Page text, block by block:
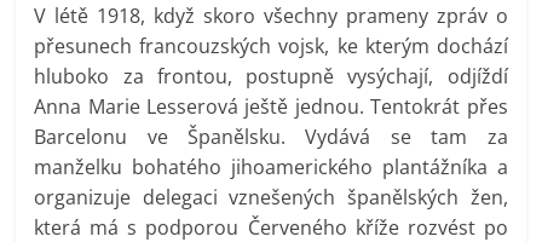
V létě 1918, když skoro všechny prameny zpráv o
přesunech francouzských vojsk, ke kterým dochází
hluboko za frontou, postupně vysýchají, odjíždí
Anna Marie Lesserová ještě jednou. Tentokrát přes
Barcelonu ve Španělsku. Vydává se tam za
manželku bohatého jihoamerického plantážníka a
organizuje delegaci vznešených španělských žen,
která má s podporou Červeného kříže rozvést po